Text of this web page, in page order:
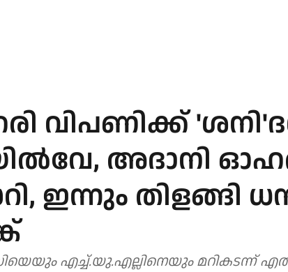
വിപണിക്ക്
അദാനി
ഇന്നും തിളങ്ങി
എച്ച്.യു.എല്ലിനെയും മറികടന്ന്